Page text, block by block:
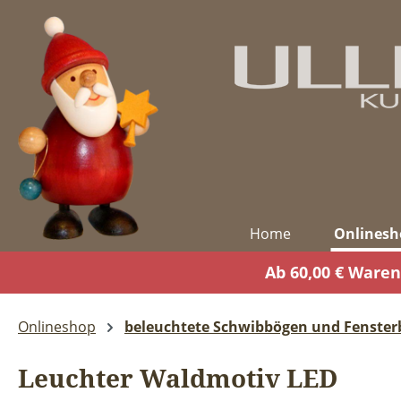
Hauptinhalt springen
Zur Suche springen
Zur Hauptnavigation springen
Home
Ab 60,00 €
Onlineshop beleuchtete Schwibbögen und
Leuchter Waldmotiv LED